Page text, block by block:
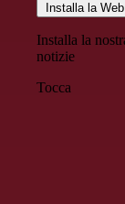
Installa la
Installa la
notizie
Tocca